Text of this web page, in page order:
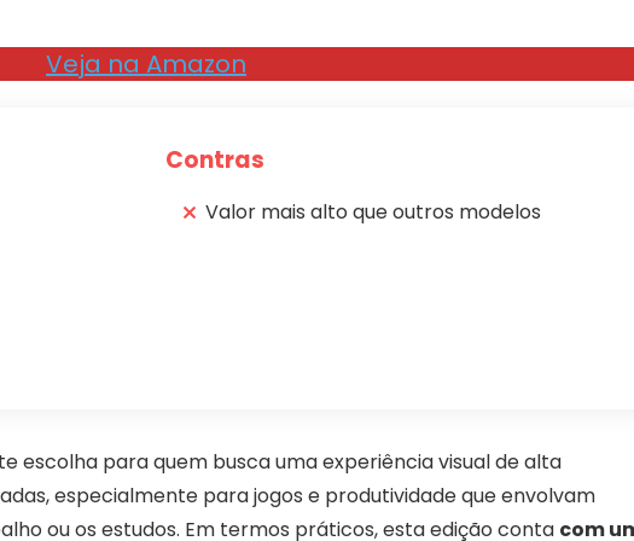
Veja na Amazon
Contras
Valor mais alto que outros modelos
escolha para quem busca uma experiência visual de alta
especialmente para jogos e produtividade que envolvam
ou os estudos. Em termos práticos, esta edição conta com